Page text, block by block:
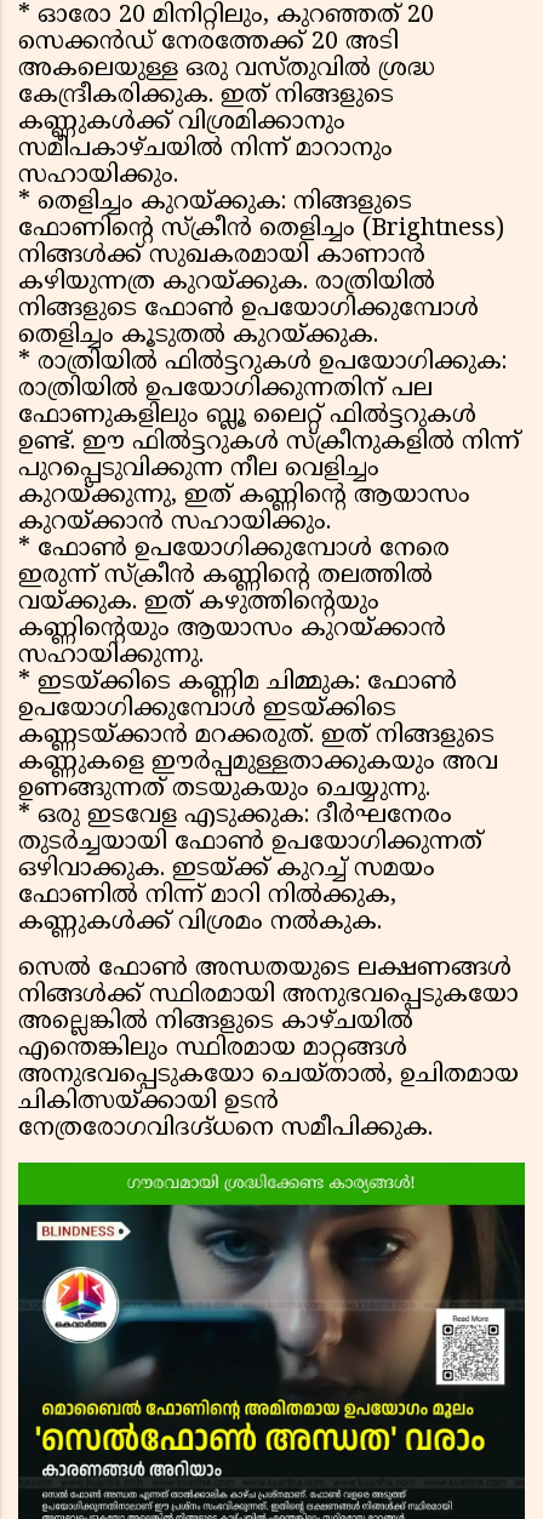
* ഓരോ 20 മിനിറ്റിലും, കുറഞ്ഞത് 20
സെക്കൻഡ് നേരത്തേക്ക് 20 അടി
അകലെയുള്ള ഒരു വസ്തുവിൽ ശ്രദ്ധ
കേന്ദ്രീകരിക്കുക. ഇത് നിങ്ങളുടെ
കണ്ണുകൾക്ക് വിശ്രമിക്കാനും
സമീപകാഴ്ചയിൽ നിന്ന് മാറാനും
സഹായിക്കും.
* തെളിച്ചം കുറയ്ക്കുക: നിങ്ങളുടെ
ഫോണിൻ്റെ സ്‌ക്രീൻ തെളിച്ചം (Brightness)
നിങ്ങൾക്ക് സുഖകരമായി കാണാൻ
കഴിയുന്നത്ര കുറയ്ക്കുക. രാത്രിയിൽ
നിങ്ങളുടെ ഫോൺ ഉപയോഗിക്കുമ്പോൾ
തെളിച്ചം കൂടുതൽ കുറയ്ക്കുക.
* രാത്രിയിൽ ഫിൽട്ടറുകൾ ഉപയോഗിക്കുക:
രാത്രിയിൽ ഉപയോഗിക്കുന്നതിന് പല
ഫോണുകളിലും ബ്ലൂ ലൈറ്റ് ഫിൽട്ടറുകൾ
ഉണ്ട്. ഈ ഫിൽട്ടറുകൾ സ്ക്രീനുകളിൽ നിന്ന്
പുറപ്പെടുവിക്കുന്ന നീല വെളിച്ചം
കുറയ്ക്കുന്നു, ഇത് കണ്ണിൻ്റെ ആയാസം
കുറയ്ക്കാൻ സഹായിക്കും.
* ഫോൺ ഉപയോഗിക്കുമ്പോൾ നേരെ
ഇരുന്ന് സ്‌ക്രീൻ കണ്ണിൻ്റെ തലത്തിൽ
വയ്ക്കുക. ഇത് കഴുത്തിൻ്റെയും
കണ്ണിൻ്റെയും ആയാസം കുറയ്ക്കാൻ
സഹായിക്കുന്നു.
* ഇടയ്ക്കിടെ കണ്ണിമ ചിമ്മുക: ഫോൺ
ഉപയോഗിക്കുമ്പോൾ ഇടയ്ക്കിടെ
കണ്ണടയ്ക്കാൻ മറക്കരുത്. ഇത് നിങ്ങളുടെ
കണ്ണുകളെ ഈർപ്പമുള്ളതാക്കുകയും അവ
ഉണങ്ങുന്നത് തടയുകയും ചെയ്യുന്നു.
* ഒരു ഇടവേള എടുക്കുക: ദീർഘനേരം
തുടർച്ചയായി ഫോൺ ഉപയോഗിക്കുന്നത്
ഒഴിവാക്കുക. ഇടയ്ക്ക് കുറച്ച് സമയം
ഫോണിൽ നിന്ന് മാറി നിൽക്കുക,
കണ്ണുകൾക്ക് വിശ്രമം നൽകുക.
സെൽ ഫോൺ അന്ധതയുടെ ലക്ഷണങ്ങൾ
നിങ്ങൾക്ക് സ്ഥിരമായി അനുഭവപ്പെടുകയോ
അല്ലെങ്കിൽ നിങ്ങളുടെ കാഴ്ചയിൽ
എന്തെങ്കിലും സ്ഥിരമായ മാറ്റങ്ങൾ
അനുഭവപ്പെടുകയോ ചെയ്താൽ, ഉചിതമായ
ചികിത്സയ്ക്കായി ഉടൻ
നേത്രരോഗവിദഗ്ദ്ധനെ സമീപിക്കുക.